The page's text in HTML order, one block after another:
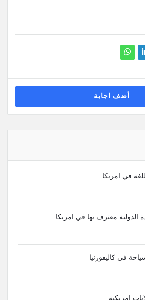
أضف اجابة
في امريكا
الدولية معترف بها في امريكا
في كاليفورنيا
امريكية